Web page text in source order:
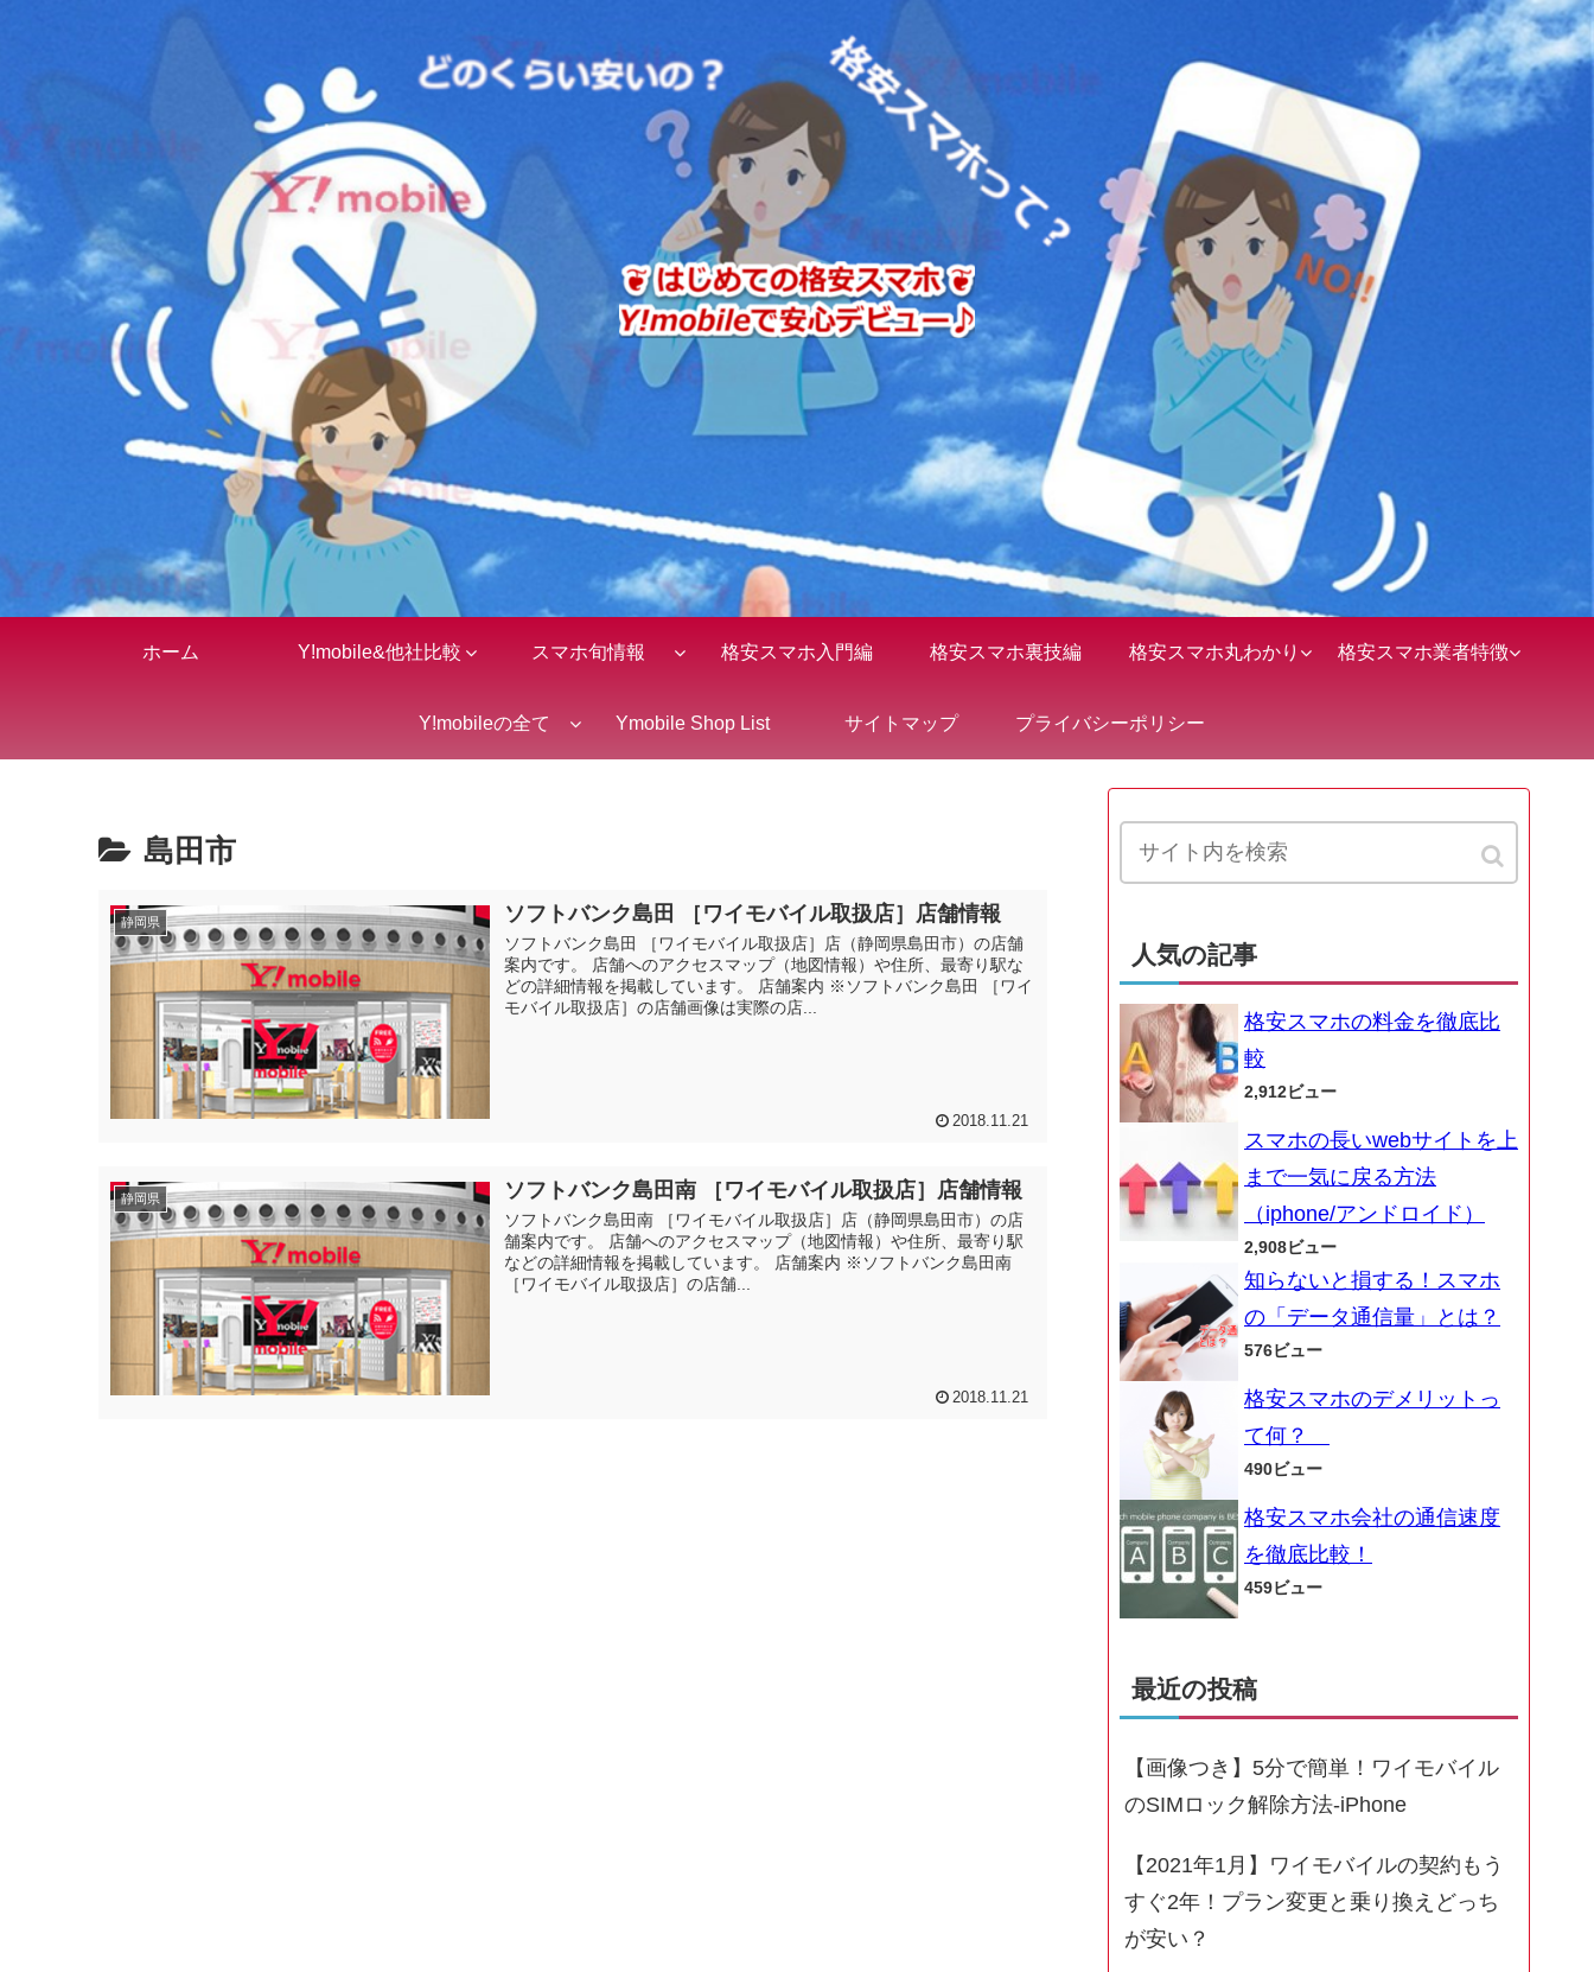
ホーム Y!mobile&他社比較 スマホ旬情報 格安スマホ入門編 格安スマホ裏技編 格安スマホ丸わかり 格安スマホ業者特徴
Y!mobileの全て Ymobile Shop List サイトマップ プライバシーポリシー
島田市
静岡県 ソフトバンク島田 ［ワイモバイル取扱店］店舗情報
ソフトバンク島田 ［ワイモバイル取扱店］店（静岡県島田市）の店舗
案内です。 店舗へのアクセスマップ（地図情報）や住所、最寄り駅な
どの詳細情報を掲載しています。 店舗案内 ※ソフトバンク島田 ［ワイ
モバイル取扱店］の店舗画像は実際の店...
2018.11.21
静岡県 ソフトバンク島田南 ［ワイモバイル取扱店］店舗情報
ソフトバンク島田南 ［ワイモバイル取扱店］店（静岡県島田市）の店
舗案内です。 店舗へのアクセスマップ（地図情報）や住所、最寄り駅
などの詳細情報を掲載しています。 店舗案内 ※ソフトバンク島田南
［ワイモバイル取扱店］の店舗...
2018.11.21
人気の記事
格安スマホの料金を徹底比
較
2,912ビュー
スマホの長いwebサイトを上
まで一気に戻る方法
（iphone/アンドロイド）
2,908ビュー
知らないと損する！スマホ
の「データ通信量」とは？
576ビュー
格安スマホのデメリットっ
て何？
490ビュー
格安スマホ会社の通信速度
を徹底比較！
459ビュー
最近の投稿
【画像つき】5分で簡単！ワイモバイル
のSIMロック解除方法-iPhone
【2021年1月】ワイモバイルの契約もう
すぐ2年！プラン変更と乗り換えどっち
が安い？